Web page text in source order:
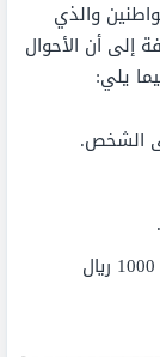
والذي
إلى أن الأحوال
يلي:
الشخص.
فقدان الهوية الوطنية للمرة الرابعة تكون 1000 ريال